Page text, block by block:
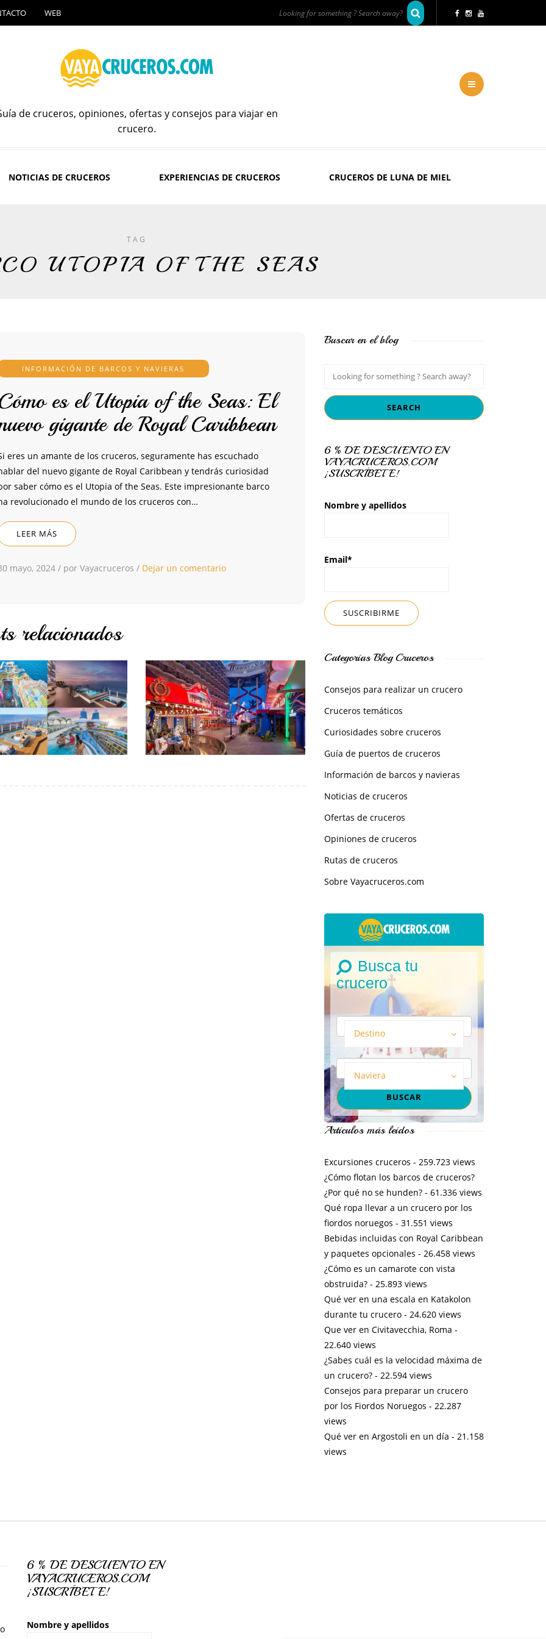
WEB
de cruceros, opiniones, ofertas y consejos para viajar en
crucero.
NOTICIAS DE CRUCEROS EXPERIENCIAS DE CRUCEROS CRUCEROS DE LUNA DE MIEL
TAG
UTOPIA OF THE SEAS
INFORMACIÓN DE BARCOS Y NAVIERAS
es el Utopia of the Seas: El
gigante de Royal Caribbean
eres un amante de los cruceros, seguramente has escuchado
del nuevo gigante de Royal Caribbean y tendrás curiosidad
saber cómo es el Utopia of the Seas. Este impresionante barco
revolucionado el mundo de los cruceros con…
LEER MÁS
mayo, 2024 / por Vayacruceros / Dejar un comentario
relacionados
Buscar en el blog
6 % DE DESCUENTO EN
VAYACRUCEROS.COM
¡SUSCRÍBETE!
Nombre y apellidos
Email*
Categorías Blog Cruceros
Consejos para realizar un crucero
Cruceros temáticos
Curiosidades sobre cruceros
Guía de puertos de cruceros
Información de barcos y navieras
Noticias de cruceros
Ofertas de cruceros
Opiniones de cruceros
Rutas de cruceros
Sobre Vayacruceros.com
Busca tu
crucero
Destino
Naviera
Artículos más leídos
Excursiones cruceros - 259.723 views
¿Cómo flotan los barcos de cruceros?
¿Por qué no se hunden?- 61.336 views
Qué ropa llevar a un crucero por los
fiordos noruegos - 31.551 views
Bebidas incluidas con Royal Caribbean
y paquetes opcionales - 26.458 views
¿Cómo es un camarote con vista
obstruida?- 25.893 views
Qué ver en una escala en Katakolon
durante tu crucero- 24.620 views
Que ver en Civitavecchia, Roma -
22.640 views
¿Sabes cuál es la velocidad máxima de
un crucero?- 22.594 views
Consejos para preparar un crucero
por los Fiordos Noruegos - 22.287
views
Qué ver en Argostoli en un día - 21.158
views
6 % DE DESCUENTO EN
VAYACRUCEROS.COM
¡SUSCRÍBETE!
Nombre y apellidos